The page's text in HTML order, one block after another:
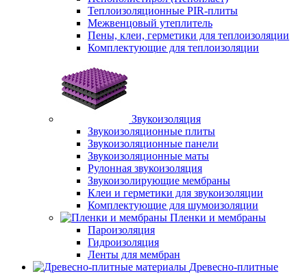
Теплоизоляционные PIR-плиты
Межвенцовый утеплитель
Пены, клеи, герметики для теплоизоляции
Комплектующие для теплоизоляции
Звукоизоляция
Звукоизоляционные плиты
Звукоизоляционные панели
Звукоизоляционные маты
Рулонная звукоизоляция
Звукоизолирующие мембраны
Клеи и герметики для звукоизоляции
Комплектующие для шумоизоляции
Пленки и мембраны
Пароизоляция
Гидроизоляция
Ленты для мембран
Древесно-плитные